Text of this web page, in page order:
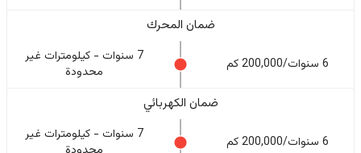
ضمان المحرك
6 سنوات/200,000 كم
7 سنوات - كيلومترات غير
محدودة
ضمان الكهربائي
6 سنوات/200,000 كم
7 سنوات - كيلومترات غير